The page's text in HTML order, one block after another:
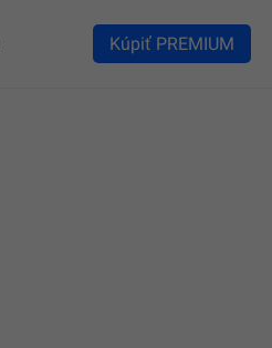
Kúpiť PREMIUM